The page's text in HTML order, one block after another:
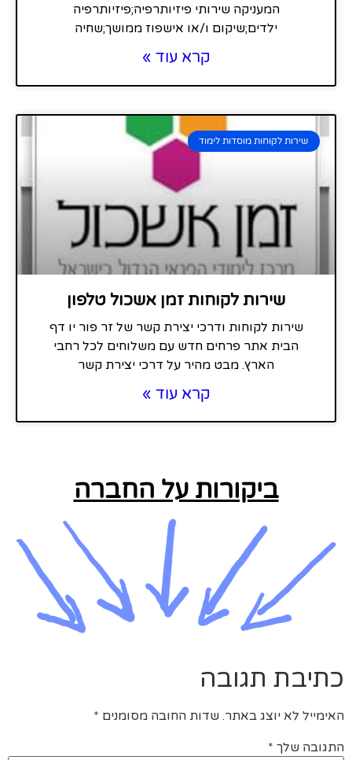
המעניקה שירותי פיזיותרפיה;פיזיותרפיה
ילדים;שיקום ו/או אישפוז ממושך;שחיה
קרא עוד »
שירות לקוחות מוסדות לימוד
שירות לקוחות זמן אשכול טלפון
שירות לקוחות ודרכי יצירת קשר של זר פור יו דף
הבית אתר פרחים חדש עם משלוחים לכל רחבי
הארץ. מבט מהיר על דרכי יצירת קשר
קרא עוד »
ביקורות על החברה
כתיבת תגובה
האימייל לא יוצג באתר. שדות החובה מסומנים *
התגובה שלך *